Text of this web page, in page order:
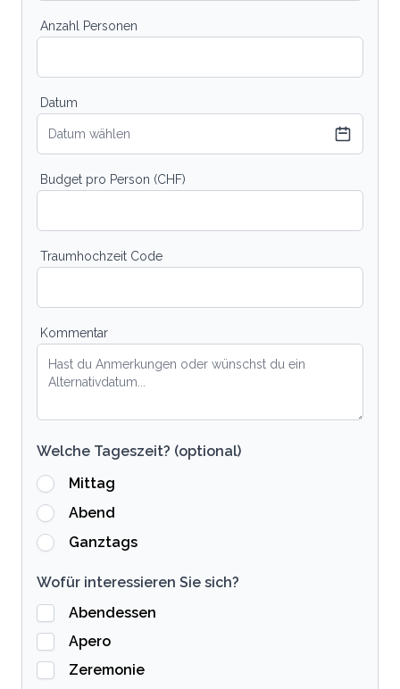
Anzahl Personen
Datum
Datum wählen
Budget pro Person (CHF)
Traumhochzeit Code
Kommentar
Welche Tageszeit? (optional)
Mittag
Abend
Ganztags
Wofür interessieren Sie sich?
Abendessen
Apero
Zeremonie